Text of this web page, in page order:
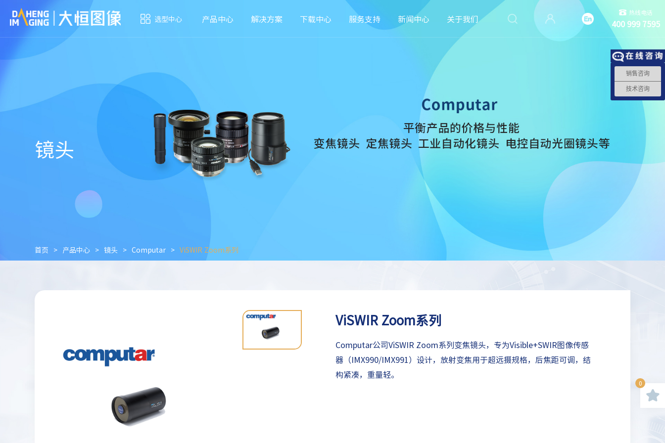
选型中心 产品中心 解决方案 下载中心 服务支持 新闻中心 关于我们
热线电话
400 999 7595
镜头
首页 > 产品中心 > 镜头 > Computar > ViSWIR Zoom系列
ViSWIR Zoom系列
Computar公司ViSWIR Zoom系列变焦镜头，专为Visible+SWIR图像传感
器（IMX990/IMX991） 设计，放射变焦用于超远摄规格，后焦距可调，结
构紧凑，重量轻。
0
销售咨询
技术咨询